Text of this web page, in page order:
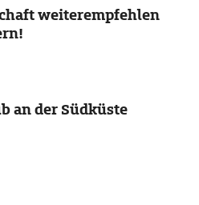
weiterempfehlen
an der Südküste